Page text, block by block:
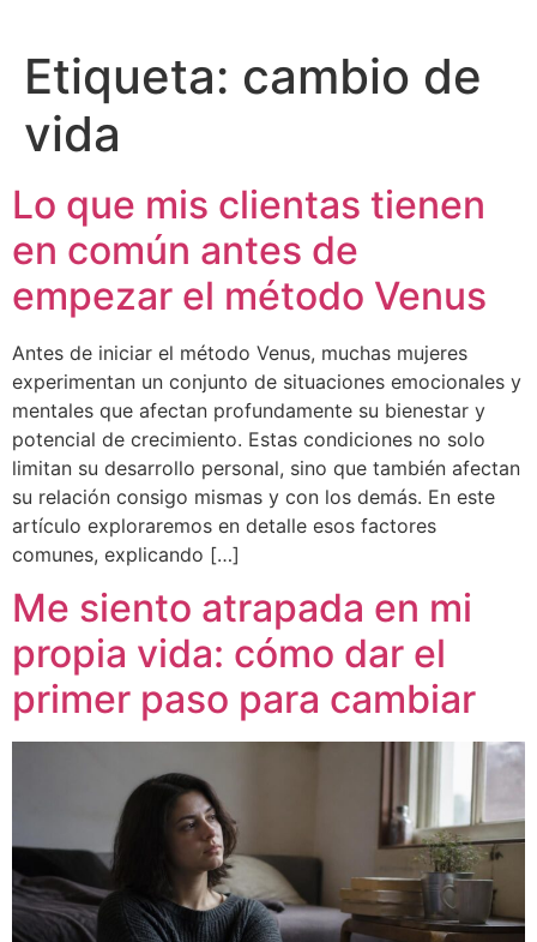
Etiqueta: cambio de
vida
Lo que mis clientas tienen
en común antes de
empezar el método Venus
Antes de iniciar el método Venus, muchas mujeres
experimentan un conjunto de situaciones emocionales y
mentales que afectan profundamente su bienestar y
potencial de crecimiento. Estas condiciones no solo
limitan su desarrollo personal, sino que también afectan
su relación consigo mismas y con los demás. En este
artículo exploraremos en detalle esos factores
comunes, explicando […]
Me siento atrapada en mi
propia vida: cómo dar el
primer paso para cambiar